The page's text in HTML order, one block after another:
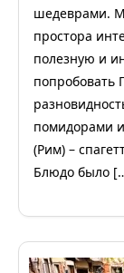
шедеврами.
простора
полезную и
попробовать
помидорами
(Рим) –
Блюдо было